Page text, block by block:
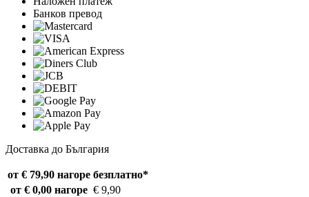
Банков превод
Доставка до България
от € 79,90 нагоре безплатно*
от € 0,00 нагоре € 9,90